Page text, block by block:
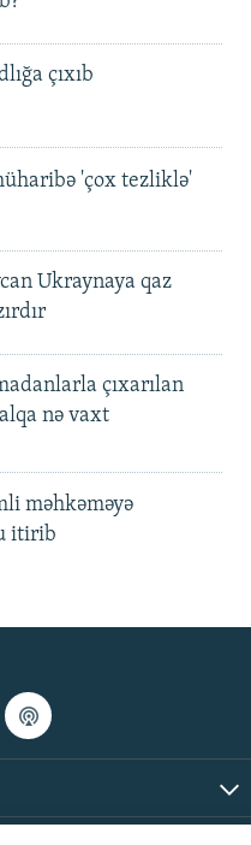
çıxıb
'çox tezliklə'
Ukraynaya qaz
çıxarılan
nə vaxt
məhkəməyə
itirib